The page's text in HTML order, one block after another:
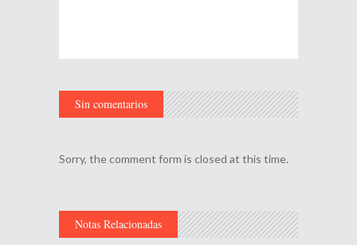
Sin comentarios
Sorry, the comment form is closed at this time.
Notas Relacionadas